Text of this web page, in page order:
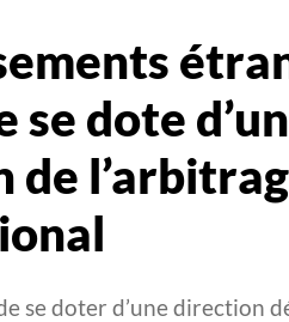
se dote
de
se doter d’une direction